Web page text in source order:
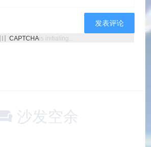
>front = qBin->rear =
>rear->next = node;
>next = NULL;
dequeueBin(queue* qBin) {
CAPTCHAis initialing...
沙发空余